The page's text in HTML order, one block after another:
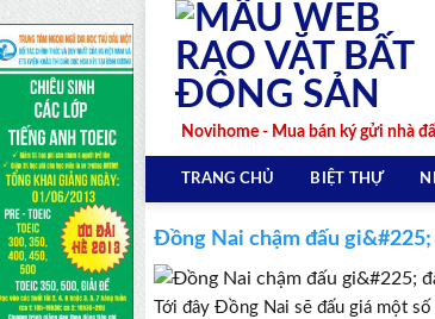
Skip
content
Novihome - Mua bán ký gửi nhà
TRANG CHỦ BIỆT THỰ
Đồng Nai chậm đấu
Tới đây Đồng Nai sẽ đấu giá một